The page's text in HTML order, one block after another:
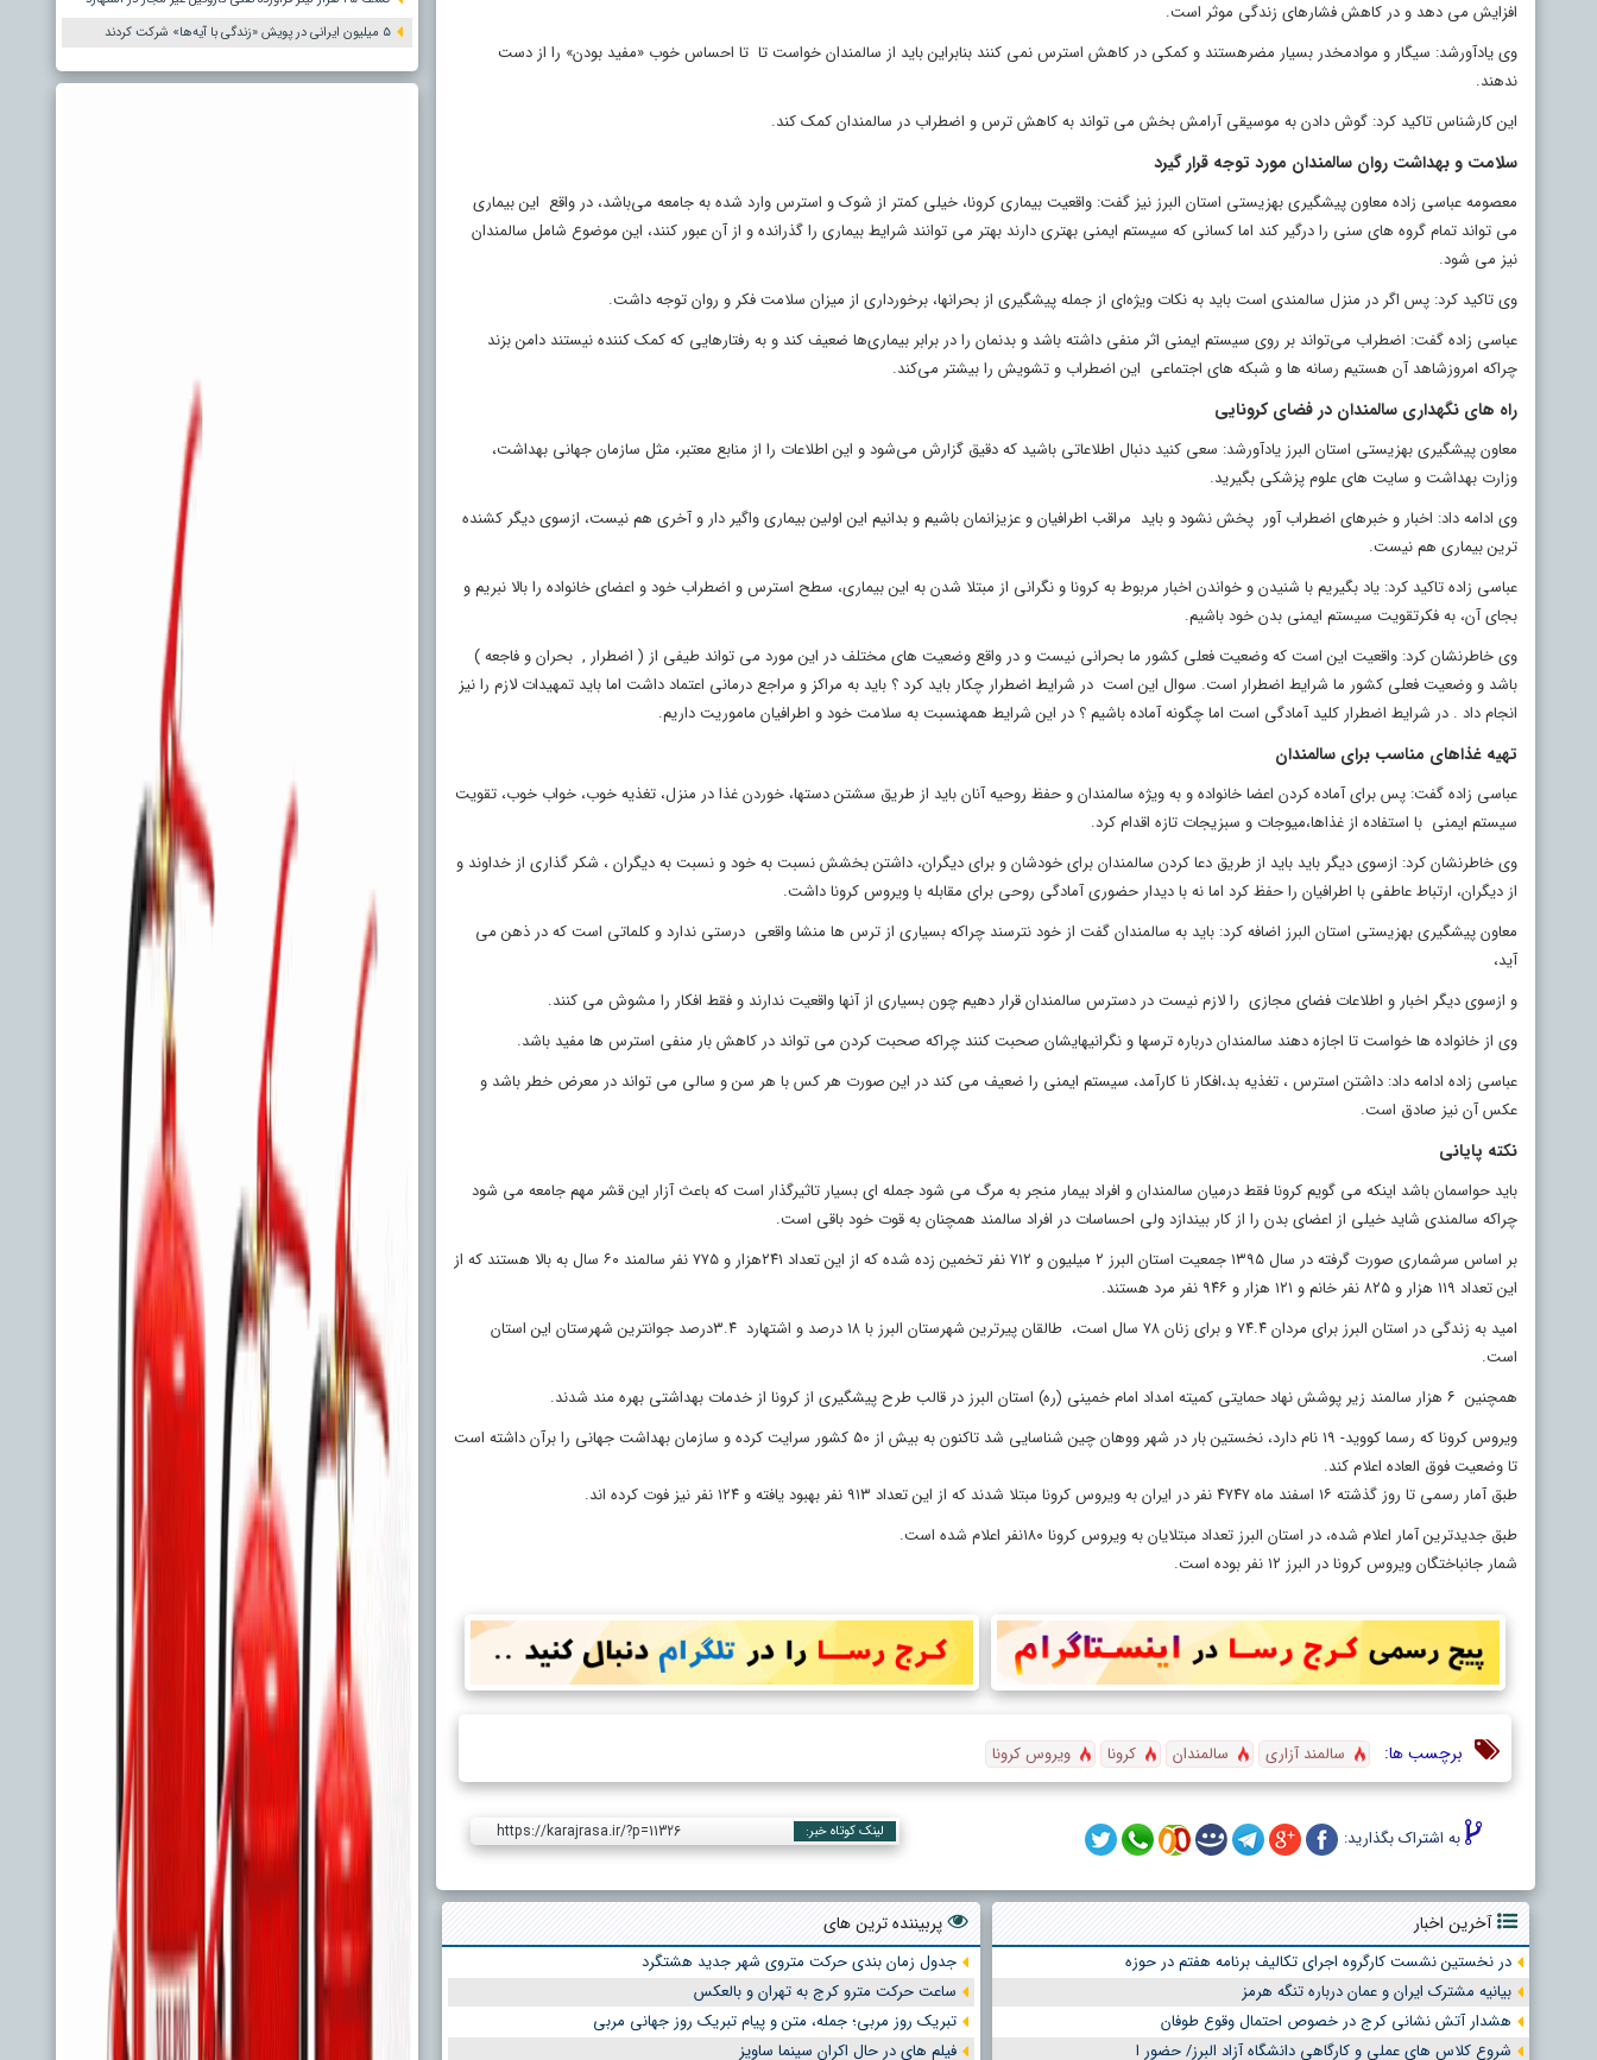
افزایش می دهد و در کاهش فشارهای زندگی موثر است.
وی یادآورشد: سیگار و موادمخدر بسیار مضرهستند و کمکی در کاهش استرس نمی کنند بنابراین باید از سالمندان خواست تا تا احساس خوب «مفید بودن» را از دست
ندهند.
این کارشناس تاکید کرد: گوش دادن به موسیقی آرامش بخش می تواند به کاهش ترس و اضطراب در سالمندان کمک کند.
سلامت و بهداشت روان سالمندان مورد توجه قرار گیرد
معصومه عباسی زاده معاون پیشگیری بهزیستی استان البرز نیز گفت: واقعیت بیماری کرونا، خیلی کمتر از شوک و استرس وارد شده به جامعه می‌باشد، در واقع این بیماری
می تواند تمام گروه های سنی را درگیر کند اما کسانی که سیستم ایمنی بهتری دارند بهتر می توانند شرایط بیماری را گذرانده و از آن عبور کنند، این موضوع شامل سالمندان
نیز می شود.
وی تاکید کرد: پس اگر در منزل سالمندی است باید به نکات ویژه‌ای از جمله پیشگیری از بحرانها، برخورداری از میزان سلامت فکر و روان توجه داشت.
عباسی زاده گفت: اضطراب می‌تواند بر روی سیستم ایمنی اثر منفی داشته باشد و بدنمان را در برابر بیماری‌ها ضعیف کند و به رفتارهایی که کمک کننده نیستند دامن بزند
چراکه امروزشاهد آن هستیم رسانه ها و شبکه های اجتماعی این اضطراب و تشویش را بیشتر می‌کند.
راه های نگهداری سالمندان در فضای کرونایی
معاون پیشگیری بهزیستی استان البرز یادآورشد: سعی کنید دنبال اطلاعاتی باشید که دقیق گزارش می‌شود و این اطلاعات را از منابع معتبر، مثل سازمان جهانی بهداشت،
وزارت بهداشت و سایت های علوم پزشکی بگیرید.
وی ادامه داد: اخبار و خبرهای اضطراب آور پخش نشود و باید مراقب اطرافیان و عزیزانمان باشیم و بدانیم این اولین بیماری واگیر دار و آخری هم نیست، ازسوی دیگر کشنده
ترین بیماری هم نیست.
عباسی زاده تاکید کرد: یاد بگیریم با شنیدن و خواندن اخبار مربوط به کرونا و نگرانی از مبتلا شدن به این بیماری، سطح استرس و اضطراب خود و اعضای خانواده را بالا نبریم و
بجای آن، به فکرتقویت سیستم ایمنی بدن خود باشیم.
وی خاطرنشان کرد: واقعیت این است که وضعیت فعلی کشور ما بحرانی نیست و در واقع وضعیت های مختلف در این مورد می تواند طیفی از ( اضطرار , بحران و فاجعه )
باشد و وضعیت فعلی کشور ما شرایط اضطرار است. سوال این است در شرایط اضطرار چکار باید کرد ؟ باید به مراکز و مراجع درمانی اعتماد داشت اما باید تمهیدات لازم را نیز
انجام داد . در شرایط اضطرار کلید آمادگی است اما چگونه آماده باشیم ؟ در این شرایط همهنسبت به سلامت خود و اطرافیان ماموریت داریم.
تهیه غذاهای مناسب برای سالمندان
عباسی زاده گفت: پس برای آماده کردن اعضا خانواده و به ویژه سالمندان و حفظ روحیه آنان باید از طریق سشتن دستها، خوردن غذا در منزل، تغذیه خوب، خواب خوب، تقویت
سیستم ایمنی با استفاده از غذاها،میوجات و سبزیجات تازه اقدام کرد.
وی خاطرنشان کرد: ازسوی دیگر باید باید از طریق دعا کردن سالمندان برای خودشان و برای دیگران، داشتن بخشش نسبت به خود و نسبت به دیگران ، شکر گذاری از خداوند و
از دیگران، ارتباط عاطفی با اطرافیان را حفظ کرد اما نه با دیدار حضوری آمادگی روحی برای مقابله با ویروس کرونا داشت.
معاون پیشگیری بهزیستی استان البرز اضافه کرد: باید به سالمندان گفت از خود نترسند چراکه بسیاری از ترس ها منشا واقعی درستی ندارد و کلماتی است که در ذهن می
آید،
و ازسوی دیگر اخبار و اطلاعات فضای مجازی را لازم نیست در دسترس سالمندان قرار دهیم چون بسیاری از آنها واقعیت ندارند و فقط افکار را مشوش می کنند.
وی از خانواده ها خواست تا اجازه دهند سالمندان درباره ترسها و نگرانیهایشان صحبت کنند چراکه صحبت کردن می تواند در کاهش بار منفی استرس ها مفید باشد.
عباسی زاده ادامه داد: داشتن استرس ، تغذیه بد،افکار نا کارآمد، سیستم ایمنی را ضعیف می کند در این صورت هر کس با هر سن و سالی می تواند در معرض خطر باشد و
عکس آن نیز صادق است.
نکته پایانی
باید حواسمان باشد اینکه می گویم کرونا فقط درمیان سالمندان و افراد بیمار منجر به مرگ می شود جمله ای بسیار تاثیرگذار است که باعث آزار این قشر مهم جامعه می شود
چراکه سالمندی شاید خیلی از اعضای بدن را از کار بیندازد ولی احساسات در افراد سالمند همچنان به قوت خود باقی است.
بر اساس سرشماری صورت گرفته در سال ۱۳۹۵ جمعیت استان البرز ۲ میلیون و ۷۱۲ نفر تخمین زده شده که از این تعداد ۲۴۱هزار و ۷۷۵ نفر سالمند ۶۰ سال به بالا هستند که از
این تعداد ۱۱۹ هزار و ۸۲۵ نفر خانم و ۱۲۱ هزار و ۹۴۶ نفر مرد هستند.
امید به زندگی در استان البرز برای مردان ۷۴.۴ و برای زنان ۷۸ سال است، طالقان پیرترین شهرستان البرز با ۱۸ درصد و اشتهارد ۳.۴درصد جوانترین شهرستان این استان
است.
همچنین ۶ هزار سالمند زیر پوشش نهاد حمایتی کمیته امداد امام خمینی (ره) استان البرز در قالب طرح پیشگیری از کرونا از خدمات بهداشتی بهره مند شدند.
ویروس کرونا که رسما کووید- ۱۹ نام دارد، نخستین بار در شهر ووهان چین شناسایی شد تاکنون به بیش از ۵۰ کشور سرایت کرده و سازمان بهداشت جهانی را برآن داشته است
تا وضعیت فوق العاده اعلام کند.
طبق آمار رسمی تا روز گذشته ۱۶ اسفند ماه ۴۷۴۷ نفر در ایران به ویروس کرونا مبتلا شدند که از این تعداد ۹۱۳ نفر بهبود یافته و ۱۲۴ نفر نیز فوت کرده اند.
طبق جدیدترین آمار اعلام شده، در استان البرز تعداد مبتلایان به ویروس کرونا ۱۸۰نفر اعلام شده است.
شمار جانباختگان ویروس کرونا در البرز ۱۲ نفر بوده است.
برچسب ها: سالمند آزاری سالمندان کرونا ویروس کرونا
به اشتراک بگذارید: لینک کوتاه خبر: https://karajrasa.ir/?p=11326
آخرین اخبار
در نخستین نشست کارگروه اجرای تکالیف برنامه هفتم در حوزه
بیانیه مشترک ایران و عمان درباره تنگه هرمز
هشدار آتش نشانی کرج در خصوص احتمال وقوع طوفان
شروع کلاس های عملی و کارگاهی دانشگاه آزاد البرز/ حضور ا
پربیننده ترین های
جدول زمان بندی حرکت متروی شهر جدید هشتگرد
ساعت حرکت مترو کرج به تهران و بالعکس
تبریک روز مربی؛ جمله، متن و پیام تبریک روز جهانی مربی
فیلم های در حال اکران سینما ساویز
۵ میلیون ایرانی در پویش «زندگی با آیه‌ها» شرکت کردند